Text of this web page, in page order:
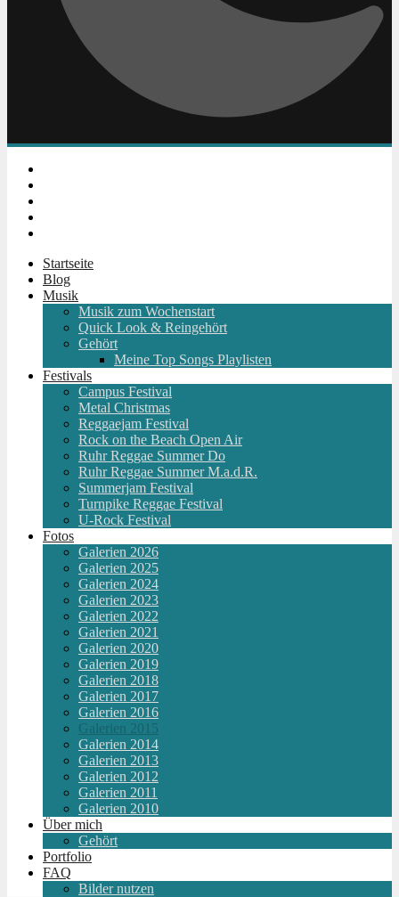
Startseite
Blog
Musik
Musik zum Wochenstart
Quick Look & Reingehört
Gehört
Meine Top Songs Playlisten
Festivals
Campus Festival
Metal Christmas
Reggaejam Festival
Rock on the Beach Open Air
Ruhr Reggae Summer Do
Ruhr Reggae Summer M.a.d.R.
Summerjam Festival
Turnpike Reggae Festival
U-Rock Festival
Fotos
Galerien 2026
Galerien 2025
Galerien 2024
Galerien 2023
Galerien 2022
Galerien 2021
Galerien 2020
Galerien 2019
Galerien 2018
Galerien 2017
Galerien 2016
Galerien 2015
Galerien 2014
Galerien 2013
Galerien 2012
Galerien 2011
Galerien 2010
Über mich
Gehört
Portfolio
FAQ
Bilder nutzen